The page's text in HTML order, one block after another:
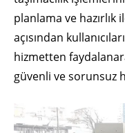
planlama ve
açısından
hizmetten
güvenli ve sorunsuz